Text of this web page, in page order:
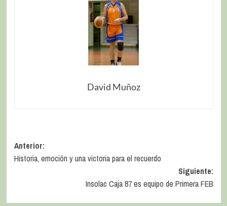
David Muñoz
Anterior:
Historia, emoción y una victoria para el recuerdo
Siguiente:
Insolac Caja 87 es equipo de Primera FEB